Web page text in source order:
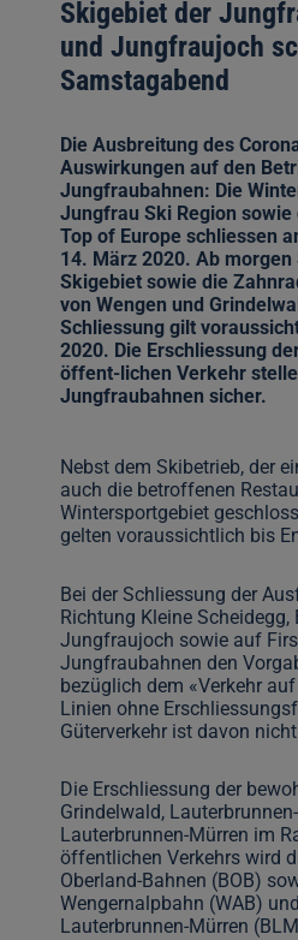
Skigebiet der
und Jungfraujoch
Samstagabend
Die Ausbreitung des
Auswirkungen auf den
Jungfraubahnen: Die
Jungfrau Ski Region
Top of Europe schliessen
14. März 2020. Ab morgen
Skigebiet sowie die
von Wengen und
Schliessung gilt
2020. Die Erschliessung
öffent-lichen Verkehr
Jungfraubahnen sicher.
Nebst dem Skibetrieb, der
auch die betroffenen
Wintersportgebiet
gelten voraussichtlich bis
Bei der Schliessung der
Richtung Kleine Scheidegg,
Jungfraujoch sowie auf
Jungfraubahnen den
bezüglich dem «Verkehr
Linien ohne
Güterverkehr ist davon
Die Erschliessung der
Grindelwald,
Lauterbrunnen-Mürren im
öffentlichen Verkehrs wird
Oberland-Bahnen (BOB)
Wengernalpbahn (WAB)
Lauterbrunnen-Mürren